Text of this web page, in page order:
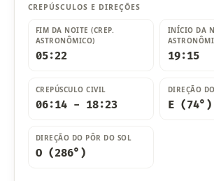
CREPÚSCULOS E DIREÇÕES
FIM DA NOITE (CREP.
ASTRONÔMICO)
05:22
INÍCIO DA
19:15
CREPÚSCULO CIVIL
06:14 - 18:23
DIREÇÃO
E (74°)
DIREÇÃO DO PÔR DO SOL
O (286°)